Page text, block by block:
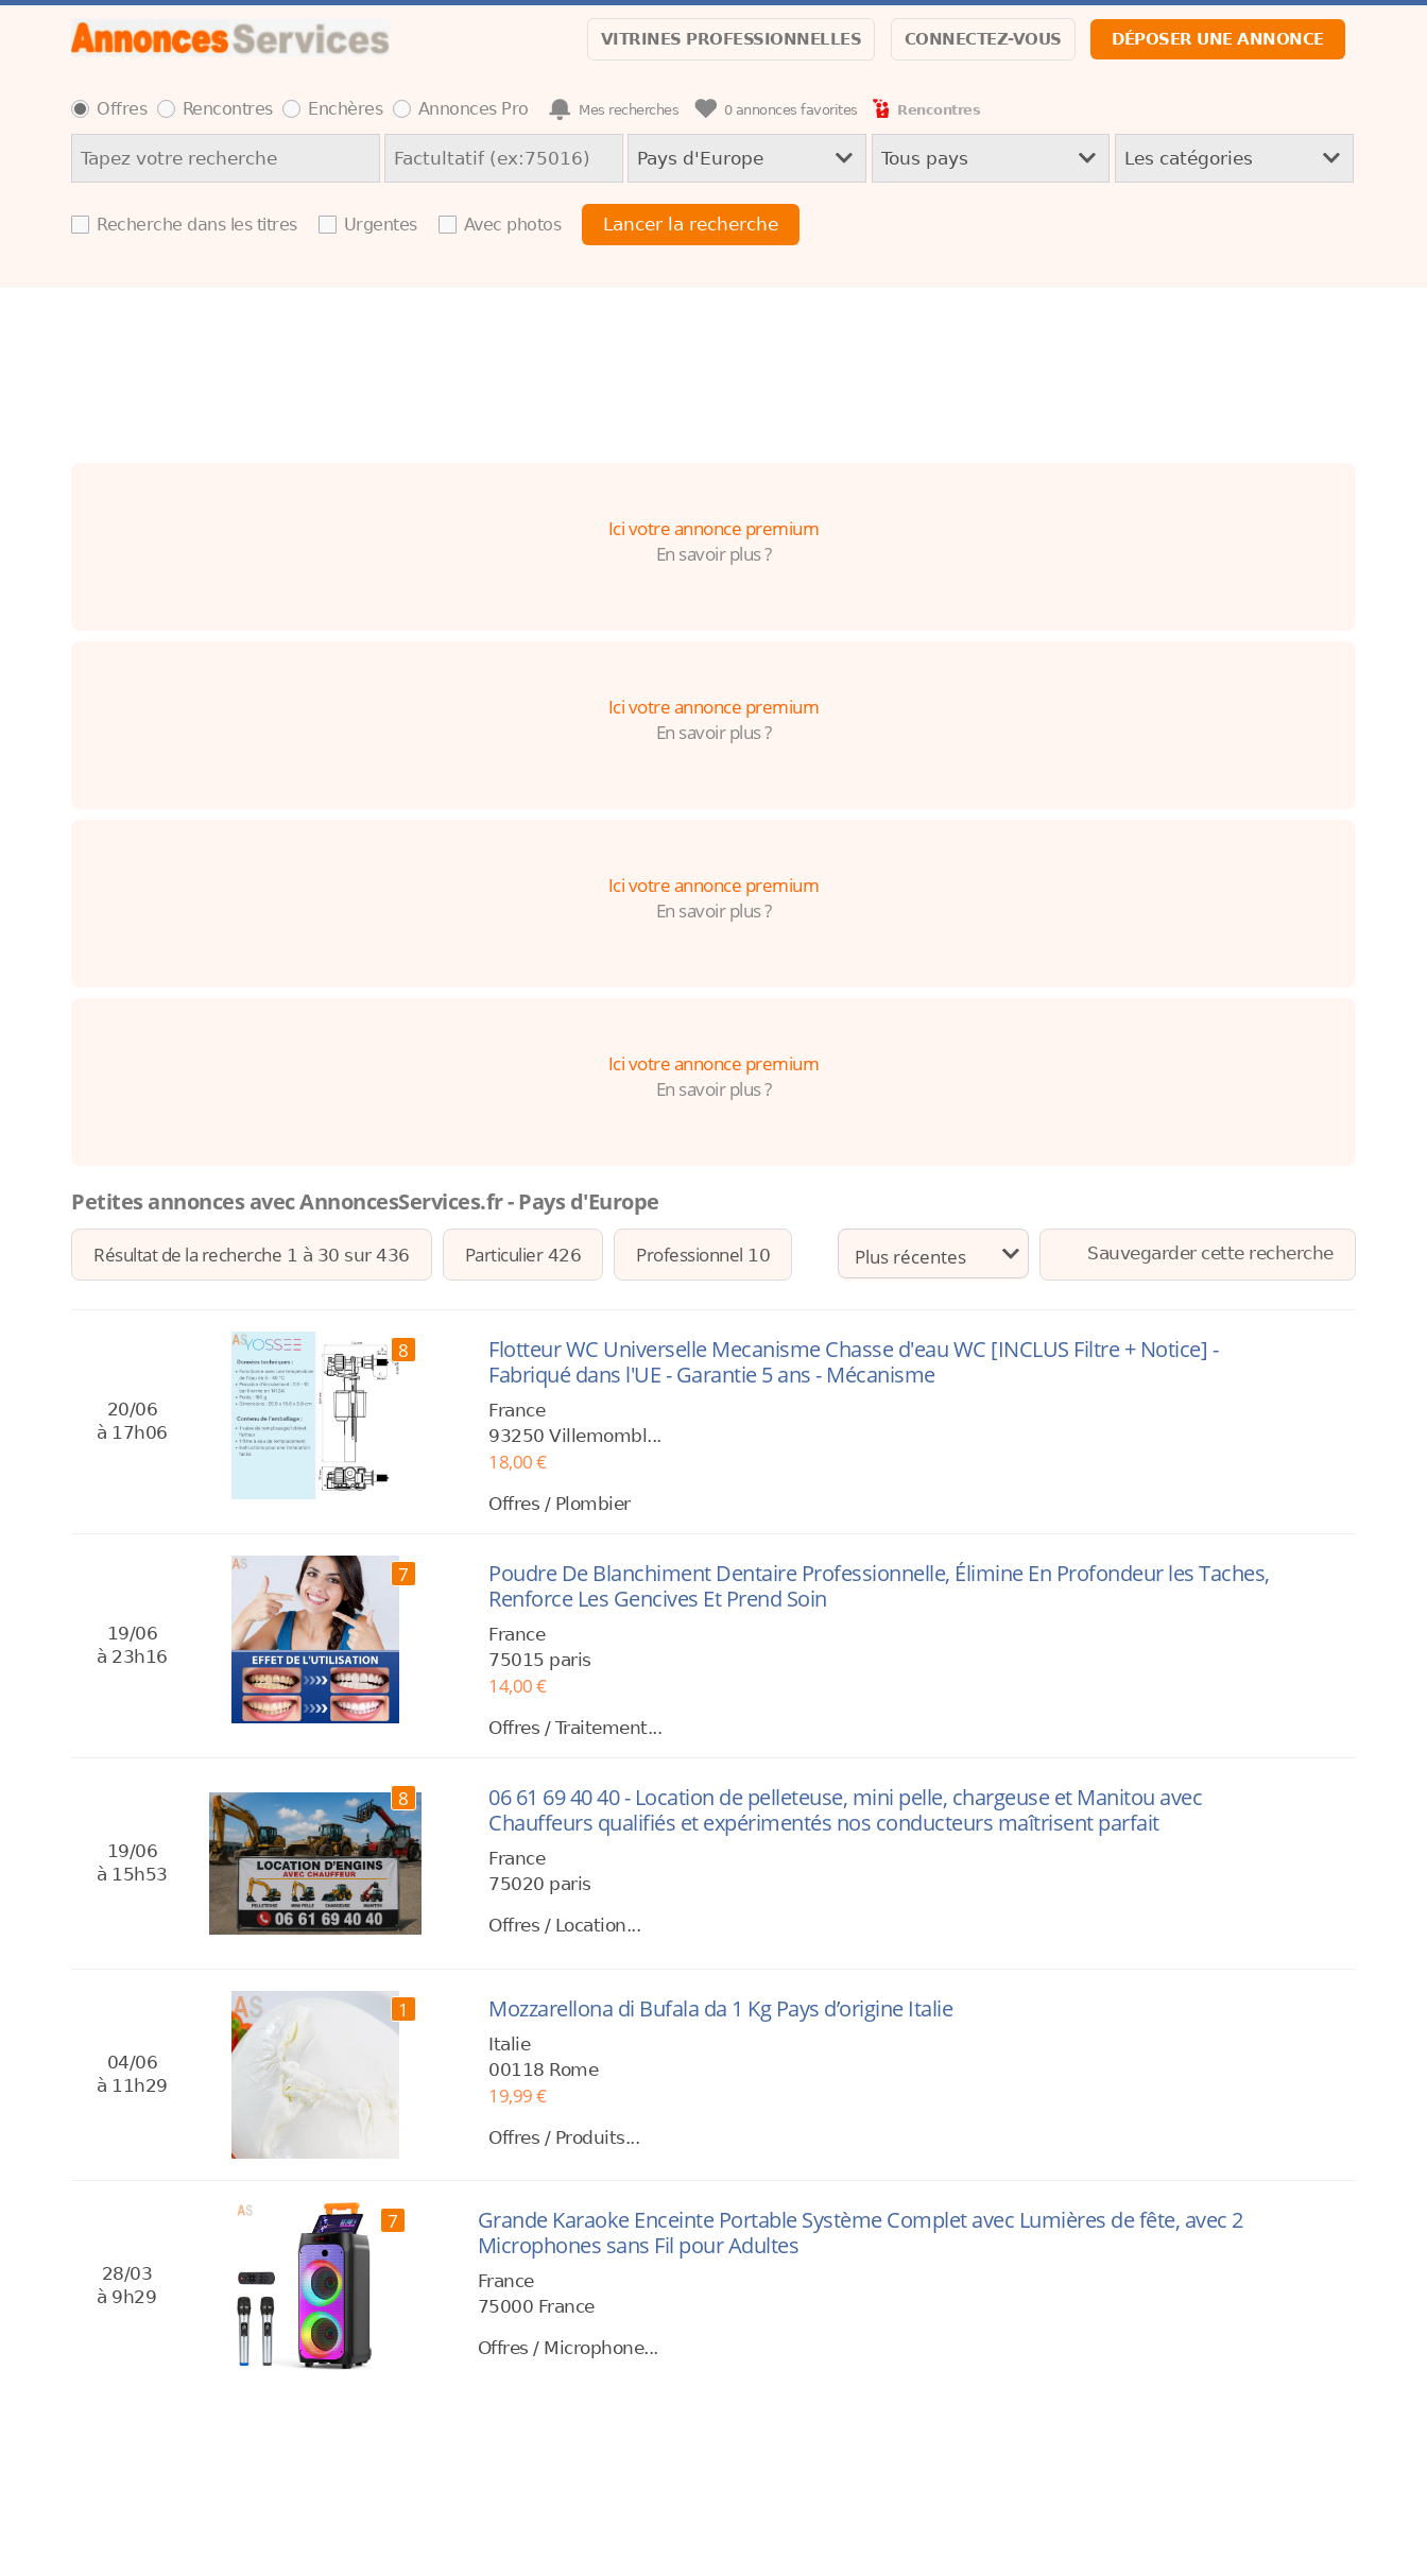
VITRINES PROFESSIONNELLES CONNECTEZ-VOUS DÉPOSER UNE ANNONCE
Offres Rencontres Enchères Annonces Pro Mes recherches 0annonces favorites Rencontres
Recherche dans les titres Urgentes Avec photos
Ici votre annonce premium
En savoir plus ?
Ici votre annonce premium
En savoir plus ?
Ici votre annonce premium
En savoir plus ?
Ici votre annonce premium
En savoir plus ?
Petites annonces avec AnnoncesServices.fr - Pays d'Europe
Résultat de la recherche 1 à 30 sur 436 Particulier426 Professionnel 10 Sauvegarder cette recherche
20/06
à 17h06
8
Flotteur WC Universelle Mecanisme Chasse d'eau WC [INCLUS Filtre + Notice] -
Fabriqué dans l'UE - Garantie 5 ans - Mécanisme
France
93250 Villemombl...
18,00 €
Offres / Plombier
19/06
à 23h16
7
Poudre De Blanchiment Dentaire Professionnelle, Élimine En Profondeur les Taches,
Renforce Les Gencives Et Prend Soin
France
75015 paris
14,00 €
Offres / Traitement...
19/06
à 15h53
8
06 61 69 40 40 - Location de pelleteuse, mini pelle, chargeuse et Manitou avec
Chauffeurs qualifiés et expérimentés nos conducteurs maîtrisent parfait
France
75020 paris
Offres / Location...
04/06
à 11h29
1 Mozzarellona di Bufala da 1 Kg Pays d’origine Italie
Italie
00118 Rome
19,99 €
Offres / Produits...
28/03
à 9h29
7
Grande Karaoke Enceinte Portable Système Complet avec Lumières de fête, avec 2
Microphones sans Fil pour Adultes
France
75000 France
Offres / Microphone...